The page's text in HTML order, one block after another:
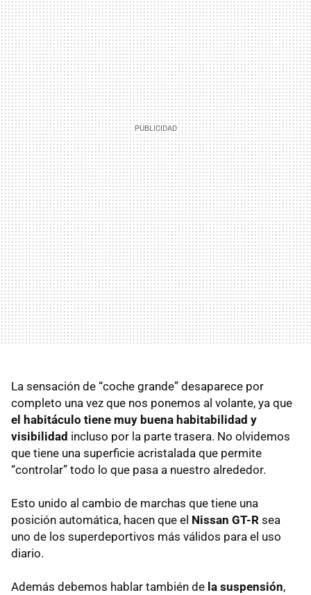
La sensación de “coche grande” desaparece por
completo una vez que nos ponemos al volante, ya que
el habitáculo tiene muy buena habitabilidad y
visibilidad incluso por la parte trasera. No olvidemos
que tiene una superficie acristalada que permite
“controlar” todo lo que pasa a nuestro alrededor.
Esto unido al cambio de marchas que tiene una
posición automática, hacen que el Nissan GT-R sea
uno de los superdeportivos más válidos para el uso
diario.
Además debemos hablar también de la suspensión,